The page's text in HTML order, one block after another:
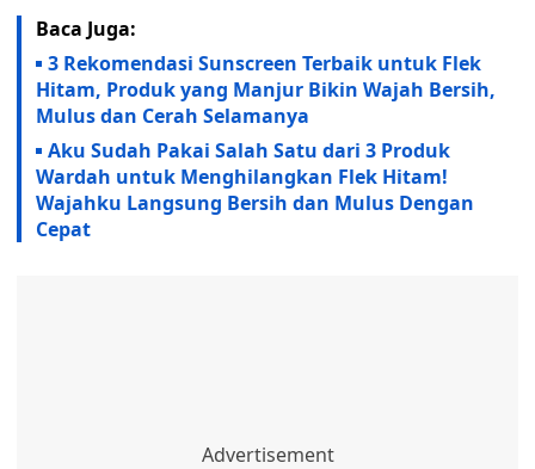
Baca Juga:
3 Rekomendasi Sunscreen Terbaik untuk Flek
Hitam, Produk yang Manjur Bikin Wajah Bersih,
Mulus dan Cerah Selamanya
Aku Sudah Pakai Salah Satu dari 3 Produk
Wardah untuk Menghilangkan Flek Hitam!
Wajahku Langsung Bersih dan Mulus Dengan
Cepat